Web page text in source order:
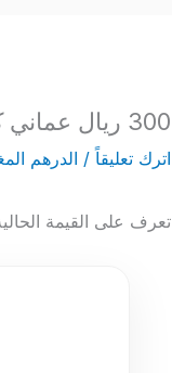
300 ريال عماني كم تساوي بالدرهم المغربي؟
اترك تعليقاً / الدرهم
تعرف على القيمة الحالية لتحويل 300 ريال عماني إلى الدرهم المغربي. احصل على أدق